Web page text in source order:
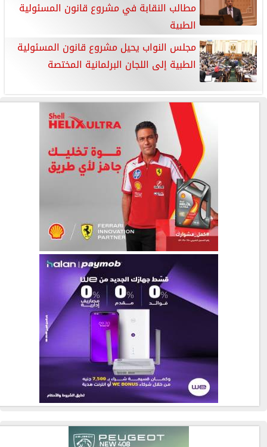
مطالب النقابة في مشروع قانون المسئولية
الطبية
مجلس النواب يحيل مشروع قانون المسئولية
الطبية إلى اللجان البرلمانية المختصة